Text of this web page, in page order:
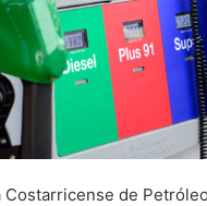
Costarricense de